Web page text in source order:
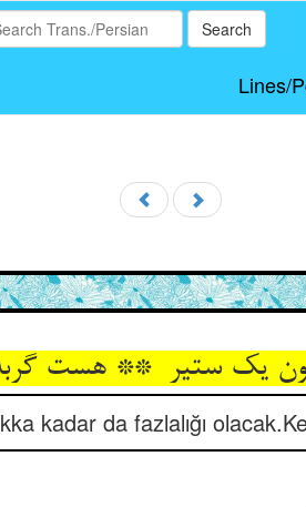
Search
Lines/
kadar da fazlalığı